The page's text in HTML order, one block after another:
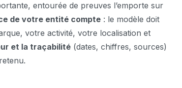
entourée de preuves l’emporte sur
de votre entité compte : le modèle doit
votre activité, votre localisation et
et la traçabilité (dates, chiffres, sources)